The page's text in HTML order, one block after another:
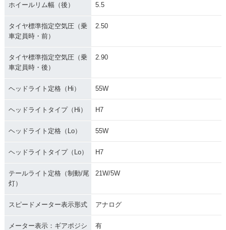
ホイールリム幅（後） 5.5
タイヤ標準指定空気圧（乗
車定員時・前）
2.50
タイヤ標準指定空気圧（乗
車定員時・後）
2.90
ヘッドライト定格（Hi） 55W
ヘッドライトタイプ（Hi） H7
ヘッドライト定格（Lo） 55W
ヘッドライトタイプ（Lo） H7
テールライト定格（制動/尾
灯）
21W/5W
スピードメーター表示形式 アナログ
メーター表示：ギアポジシ
有